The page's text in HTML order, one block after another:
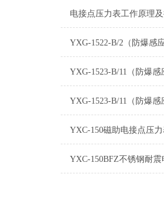
电接点压力表工作原理及